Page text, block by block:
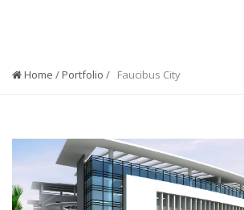
Home /Portfolio / Faucibus City